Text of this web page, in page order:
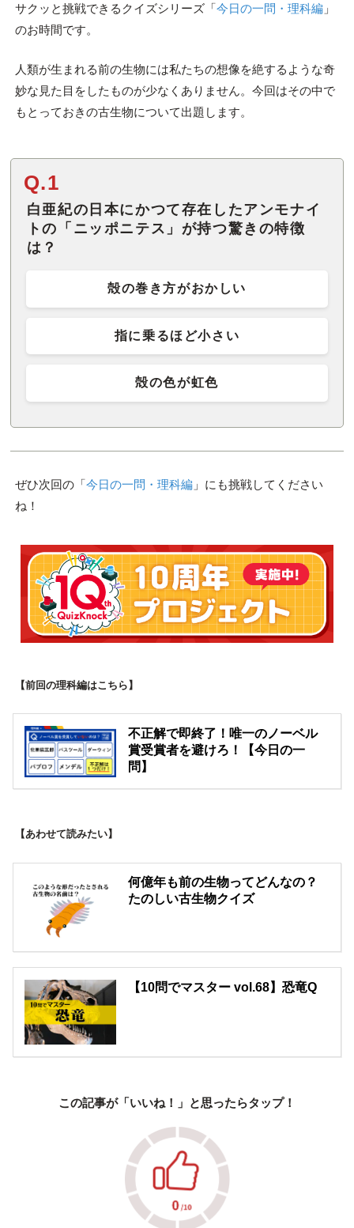
サクッと挑戦できるクイズシリーズ「今日の一問・理科編」
のお時間です。
人類が生まれる前の生物には私たちの想像を絶するような奇
妙な見た目をしたものが少なくありません。今回はその中で
もとっておきの古生物について出題します。
Q.1
白亜紀の日本にかつて存在したアンモナイ
トの「ニッポニテス」が持つ驚きの特徴
は？
殻の巻き方がおかしい
指に乗るほど小さい
殻の色が虹色
ぜひ次回の「今日の一問・理科編」にも挑戦してください
ね！
【前回の理科編はこちら】
不正解で即終了！唯一のノーベル
賞受賞者を避けろ！【今日の一
問】
【あわせて読みたい】
何億年も前の生物ってどんなの？
たのしい古生物クイズ
【10問でマスター vol.68】恐竜Q
この記事が「いいね！」と思ったらタップ！